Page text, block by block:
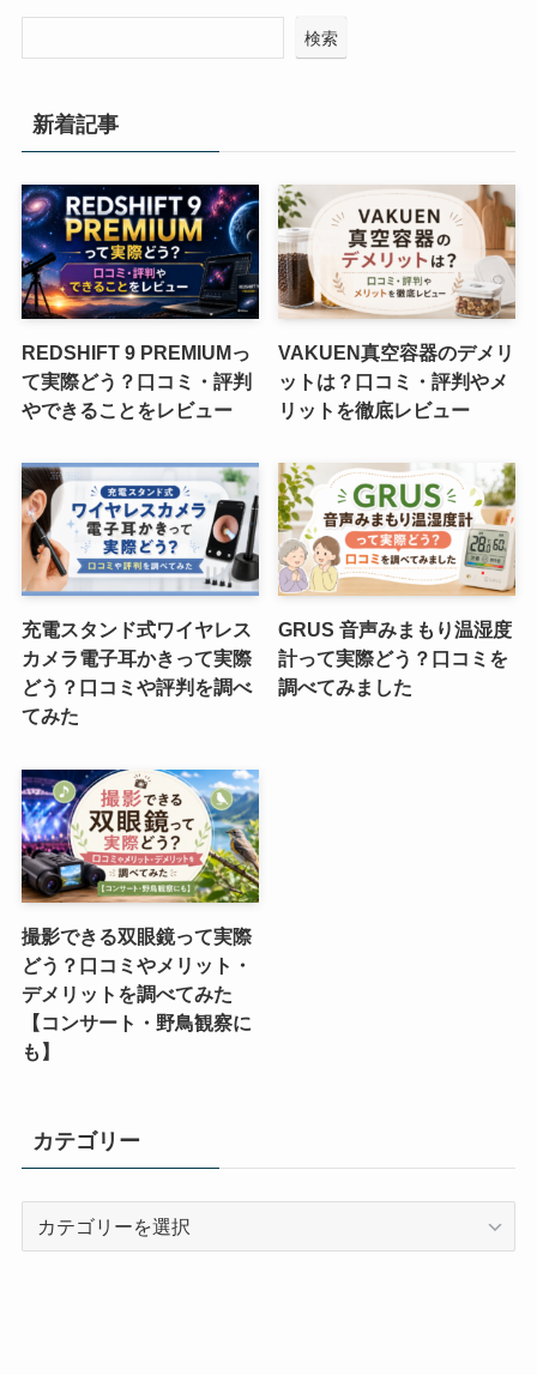
検索
新着記事
REDSHIFT 9 PREMIUMっ
て実際どう？口コミ・評判
やできることをレビュー
VAKUEN真空容器のデメリ
ットは？口コミ・評判やメ
リットを徹底レビュー
充電スタンド式ワイヤレス
カメラ電子耳かきって実際
どう？口コミや評判を調べ
てみた
GRUS 音声みまもり温湿度
計って実際どう？口コミを
調べてみました
撮影できる双眼鏡って実際
どう？口コミやメリット・
デメリットを調べてみた
【コンサート・野鳥観察に
も】
カテゴリー